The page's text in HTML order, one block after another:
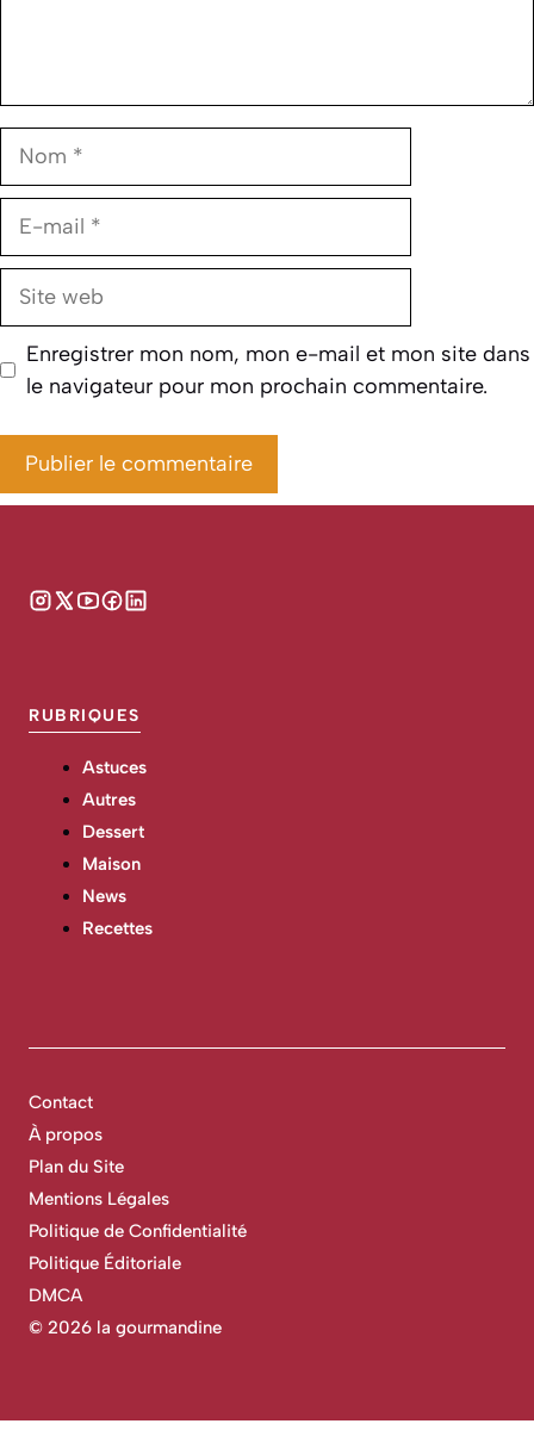
Nom
E-
Site
Enregistrer mon nom, mon e-mail et mon site dans
le navigateur pour mon prochain commentaire.
RUBRIQUES
Astuces
Autres
Dessert
Maison
News
Recettes
© 2026 la gourmandine
Contact
À propos
Plan du Site
Mentions Légales
Politique de Confidentialité
Politique Éditoriale
DMCA